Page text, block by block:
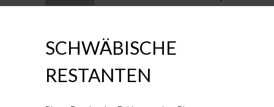
nach:
SCHWÄBISCHE
RESTANTEN